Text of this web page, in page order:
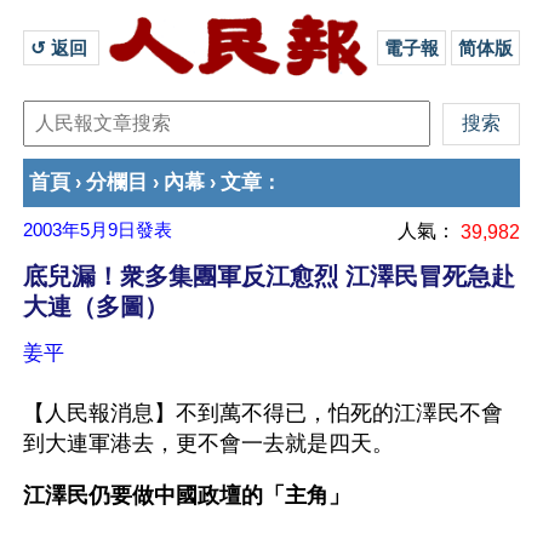
↺ 返回 電子報 简体版
首頁 › 分欄目 › 內幕 › 文章 ：
2003年5月9日發表 人氣： 39,982
底兒漏！衆多集團軍反江愈烈 江澤民冒死急赴
大連（多圖）
姜平
【人民報消息】不到萬不得已，怕死的江澤民不會
到大連軍港去，更不會一去就是四天。
江澤民仍要做中國政壇的「主角」